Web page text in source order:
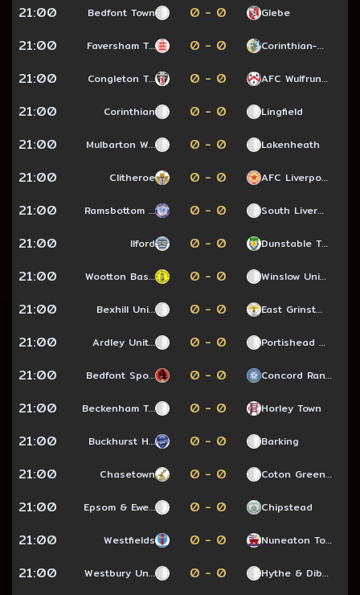
21:00 Bedfont Town 0 - 0 Glebe
21:00 Faversham T… 0 - 0 Corinthian-…
21:00 Congleton T… 0 - 0 AFC Wulfrun…
21:00 Corinthian 0 - 0 Lingfield
21:00 Mulbarton W… 0 - 0 Lakenheath
21:00 Clitheroe 0 - 0 AFC Liverpo…
21:00 Ramsbottom … 0 - 0 South Liver…
21:00 Ilford 0 - 0 Dunstable T…
21:00 Wootton Bas… 0 - 0 Winslow Uni…
21:00 Bexhill Uni… 0 - 0 East Grinst…
21:00 Ardley Unit… 0 - 0 Portishead …
21:00 Bedfont Spo… 0 - 0 Concord Ran…
21:00 Beckenham T… 0 - 0 Horley Town
21:00 Buckhurst H… 0 - 0 Barking
21:00 Chasetown 0 - 0 Coton Green…
21:00 Epsom & Ewe… 0 - 0 Chipstead
21:00 Westfields 0 - 0 Nuneaton To…
21:00 Westbury Un… 0 - 0 Hythe & Dib…